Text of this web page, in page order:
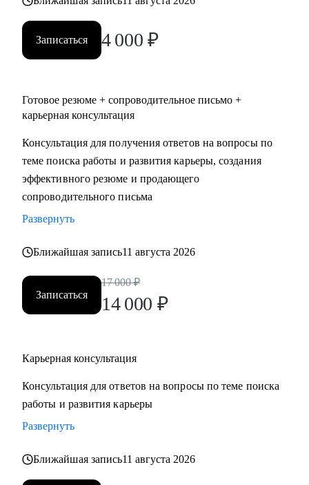
Карьера — не марафон, а экосистема. Я помогу вам
выстроить её устойчиво, грамотно и с опорой на себя.
Запишитесь на консультацию — и начните путь к той
жизни, которую вы хотите проживать.
Записаться 4 000 ₽
Готовое резюме + сопроводительное письмо +
карьерная консультация
Консультация для получения ответов на вопросы по
теме поиска работы и развития карьеры, создания
эффективного резюме и продающего
сопроводительного письма
Развернуть
Ближайшая запись11 августа 2026
Записаться
17 000 ₽
14 000 ₽
Карьерная консультация
Консультация для ответов на вопросы по теме поиска
работы и развития карьеры
Развернуть
Ближайшая запись11 августа 2026